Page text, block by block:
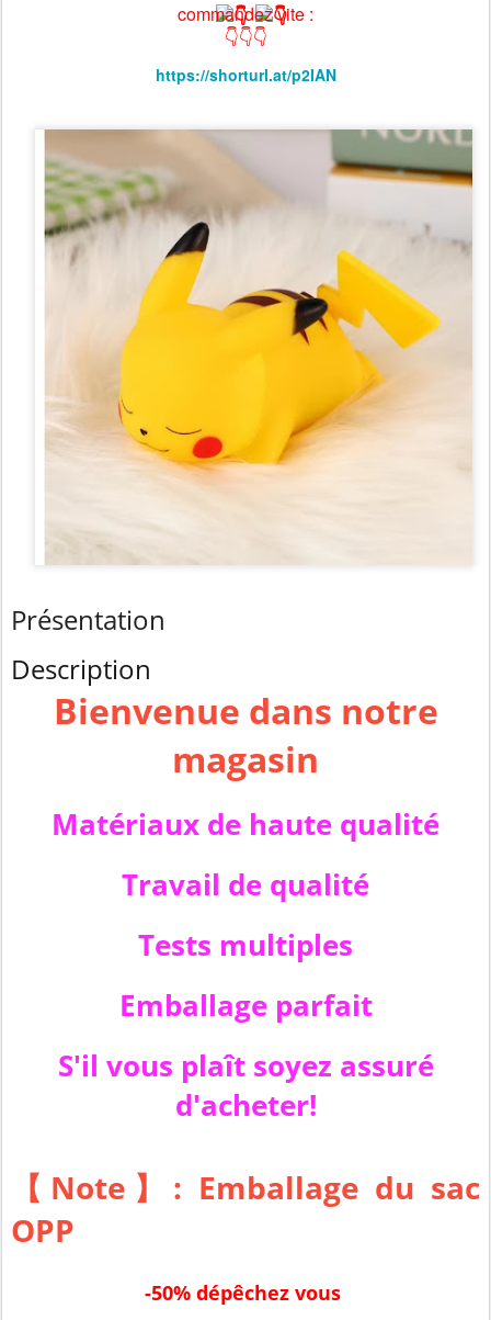
commandez vite :
👇👇👇
https://shorturl.at/p2IAN
Présentation
Description
Bienvenue dans notre
magasin
Matériaux de haute qualité
Travail de qualité
Tests multiples
Emballage parfait
S'il vous plaît soyez assuré
d'acheter!
【Note】: Emballage du sac
OPP
-50% dépêchez vous